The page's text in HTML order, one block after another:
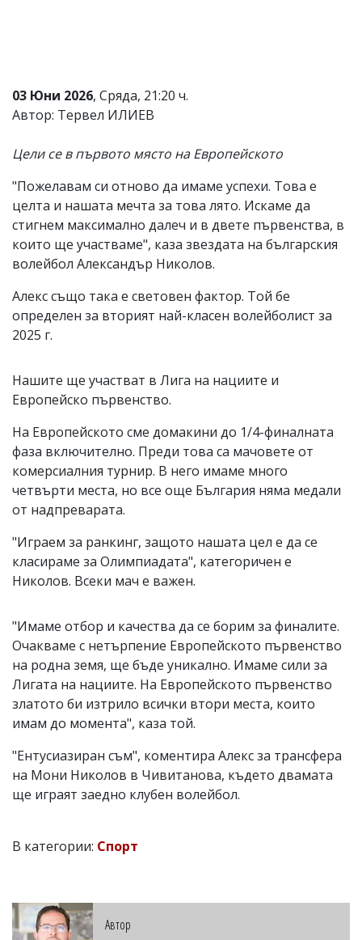
от
читателите
и
не
носи
за
тях!
Ако
обиден
за
коментар,
сигнализирайте
ни!
03 Юни 2026, Сряда, 21:20 ч.
Автор: Тервел ИЛИЕВ
Цели се в първото място на Европейското
"Пожелавам си отново да имаме успехи. Това е
целта и нашата мечта за това лято. Искаме да
стигнем максимално далеч и в двете първенства, в
които ще участваме", каза звездата на българския
волейбол Александър Николов.
Алекс също така е световен фактор. Той бе
определен за вторият най-класен волейболист за
2025 г.
Нашите ще участват в Лига на нациите и
Европейско първенство.
На Европейското сме домакини до 1/4-финалната
фаза включително. Преди това са мачовете от
комерсиалния турнир. В него имаме много
четвърти места, но все още България няма медали
от надпреварата.
"Играем за ранкинг, защото нашата цел е да се
класираме за Олимпиадата", категоричен е
Николов. Всеки мач е важен.
"Имаме отбор и качества да се борим за финалите.
Очакваме с нетърпение Европейското първенство
на родна земя, ще бъде уникално. Имаме сили за
Лигата на нациите. На Европейското първенство
златото би изтрило всички втори места, които
имам до момента", каза той.
"Ентусиазиран съм", коментира Алекс за трансфера
на Мони Николов в Чивитанова, където двамата
ще играят заедно клубен волейбол.
В категории: Спорт
Автор